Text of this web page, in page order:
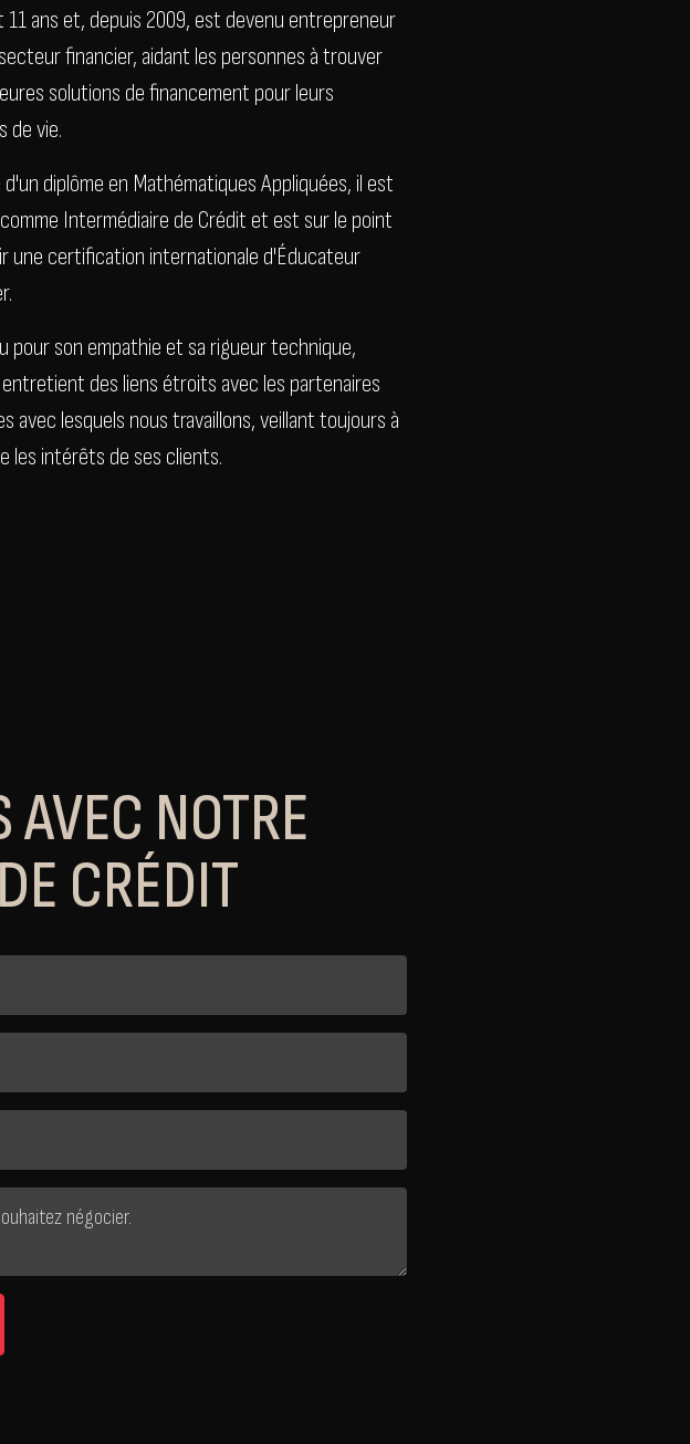
11 ans et, depuis 2009, est devenu entrepreneur
financier, aidant les personnes à trouver
solutions de financement pour leurs
de vie.
diplôme en Mathématiques Appliquées, il est
Intermédiaire de Crédit et est sur le point
une certification internationale d'Éducateur
pour son empathie et sa rigueur technique,
entretient des liens étroits avec les partenaires
avec lesquels nous travaillons, veillant toujours à
les intérêts de ses clients.
NOTRE
CRÉDIT